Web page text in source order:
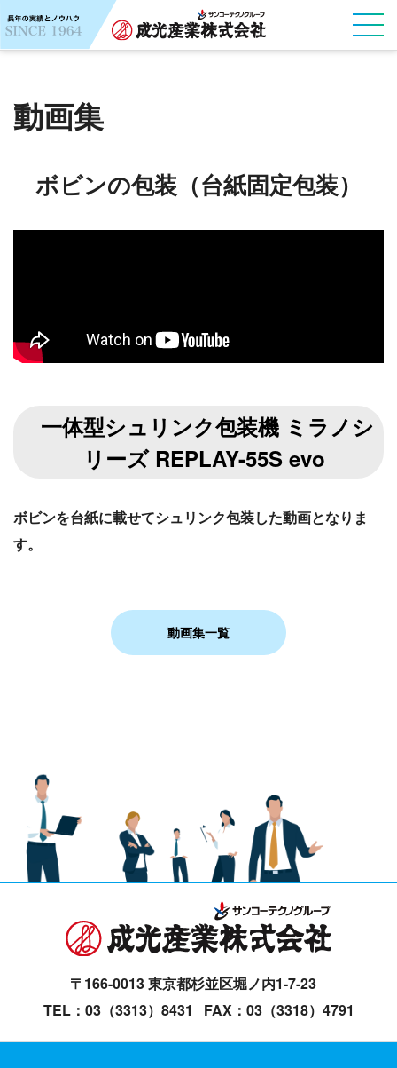
動画集
ボビンの包装（台紙固定包装）
一体型シュリンク包装機 ミラノシ
リーズ REPLAY-55S evo
ボビンを台紙に載せてシュリンク包装した動画となりま
す。
動画集一覧
〒166-0013 東京都杉並区堀ノ内1-7-23
TEL：03（3313）8431 FAX：03（3318）4791